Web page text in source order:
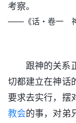
考察。
——《话・卷一 神
跟神的关系
切都建立在神话
要求去实行，摆
教会的事，对弟